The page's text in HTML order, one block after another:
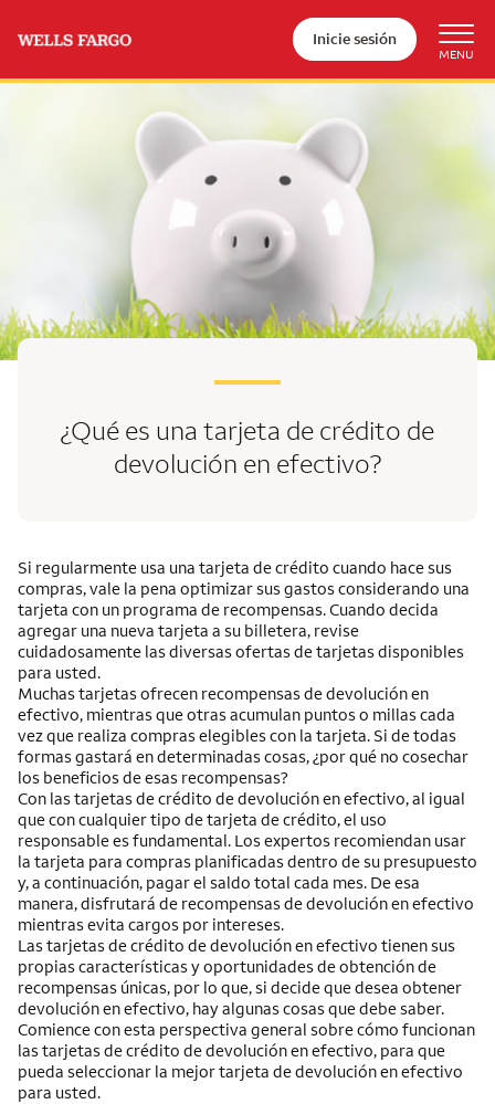
Inicie sesión
¿Qué es una tarjeta de crédito de
devolución en efectivo?
Si regularmente usa una tarjeta de crédito cuando hace sus
compras, vale la pena optimizar sus gastos considerando una
tarjeta con un programa de recompensas. Cuando decida
agregar una nueva tarjeta a su billetera, revise
cuidadosamente las diversas ofertas de tarjetas disponibles
para usted.
Muchas tarjetas ofrecen recompensas de devolución en
efectivo, mientras que otras acumulan puntos o millas cada
vez que realiza compras elegibles con la tarjeta. Si de todas
formas gastará en determinadas cosas, ¿por qué no cosechar
los beneficios de esas recompensas?
Con las tarjetas de crédito de devolución en efectivo, al igual
que con cualquier tipo de tarjeta de crédito, el uso
responsable es fundamental. Los expertos recomiendan usar
la tarjeta para compras planificadas dentro de su presupuesto
y, a continuación, pagar el saldo total cada mes. De esa
manera, disfrutará de recompensas de devolución en efectivo
mientras evita cargos por intereses.
Las tarjetas de crédito de devolución en efectivo tienen sus
propias características y oportunidades de obtención de
recompensas únicas, por lo que, si decide que desea obtener
devolución en efectivo, hay algunas cosas que debe saber.
Comience con esta perspectiva general sobre cómo funcionan
las tarjetas de crédito de devolución en efectivo, para que
pueda seleccionar la mejor tarjeta de devolución en efectivo
para usted.